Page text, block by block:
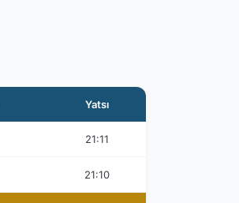
Yatsı
21:11
21:10